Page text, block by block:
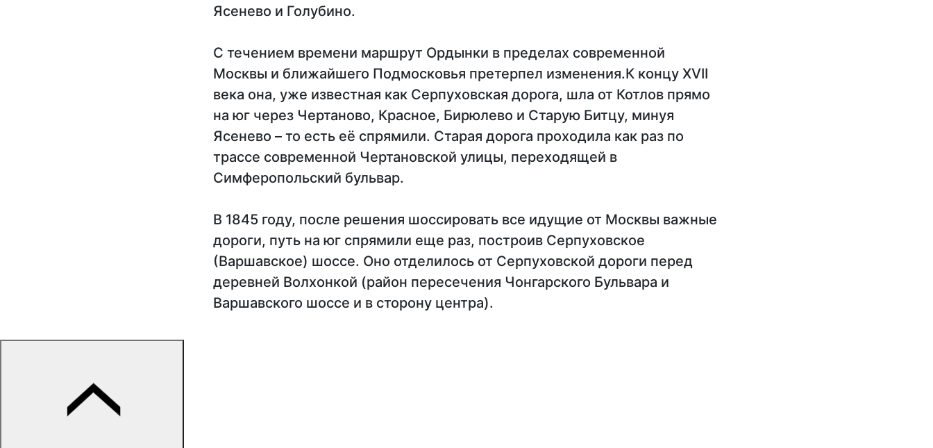
Ясенево и Голубино.
С течением времени маршрут Ордынки в пределах современной
Москвы и ближайшего Подмосковья претерпел изменения.К концу XVII
века она, уже известная как Серпуховская дорога, шла от Котлов прямо
на юг через Чертаново, Красное, Бирюлево и Старую Битцу, минуя
Ясенево – то есть её спрямили. Старая дорога проходила как раз по
трассе современной Чертановской улицы, переходящей в
Симферопольский бульвар.
В 1845 году, после решения шоссировать все идущие от Москвы важные
дороги, путь на юг спрямили еще раз, построив Серпуховское
(Варшавское) шоссе. Оно отделилось от Серпуховской дороги перед
деревней Волхонкой (район пересечения Чонгарского Бульвара и
Варшавского шоссе и в сторону центра).